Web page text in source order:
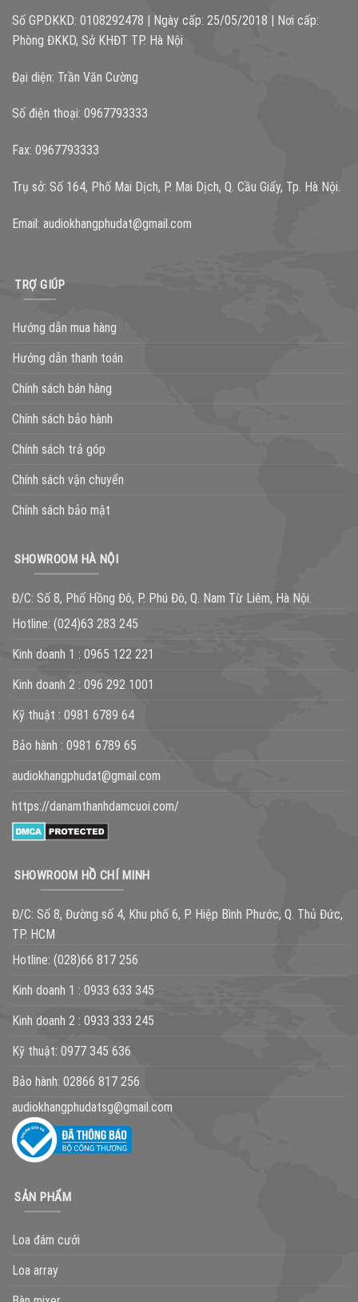
Số GPDKKD: 0108292478 | Ngày cấp: 25/05/2018 | Nơi cấp:
Phòng ĐKKD, Sở KHĐT TP. Hà Nội
Đại diện: Trần Văn Cường
Số điện thoại: 0967793333
Fax: 0967793333
Trụ sở: Số 164, Phố Mai Dịch, P. Mai Dịch, Q. Cầu Giấy, Tp. Hà Nội.
Email: audiokhangphudat@gmail.com
TRỢ GIÚP
Hướng dẫn mua hàng
Hướng dẫn thanh toán
Chính sách bán hàng
Chính sách bảo hành
Chính sách trả góp
Chính sách vận chuyển
Chính sách bảo mật
SHOWROOM HÀ NỘI
Đ/C: Số 8, Phố Hồng Đô, P. Phú Đô, Q. Nam Từ Liêm, Hà Nội.
Hotline: (024)63 283 245
Kinh doanh 1 : 0965 122 221
Kinh doanh 2 : 096 292 1001
Kỹ thuật : 0981 6789 64
Bảo hành : 0981 6789 65
audiokhangphudat@gmail.com
https://danamthanhdamcuoi.com/
SHOWROOM HỒ CHÍ MINH
Đ/C: Số 8, Đường số 4, Khu phố 6, P. Hiệp Bình Phước, Q. Thủ Đức,
TP. HCM
Hotline: (028)66 817 256
Kinh doanh 1 : 0933 633 345
Kinh doanh 2 : 0933 333 245
Kỹ thuật: 0977 345 636
Bảo hành: 02866 817 256
audiokhangphudatsg@gmail.com
SẢN PHẨM
Loa đám cưới
Loa array